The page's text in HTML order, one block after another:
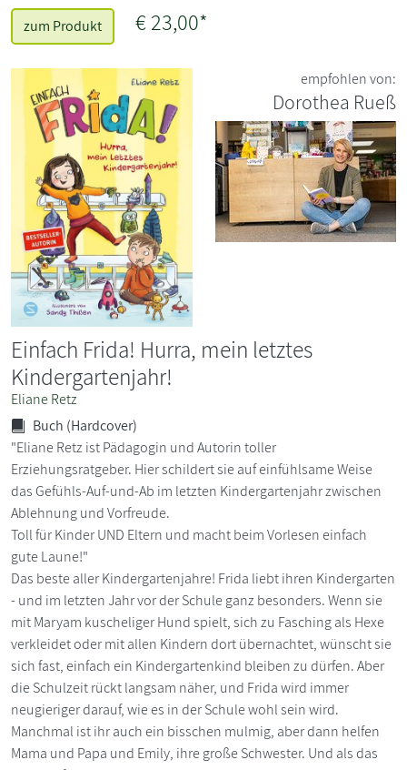
zum Produkt € 23,00*
empfohlen von:
Dorothea Rueß
Einfach Frida! Hurra, mein letztes
Kindergartenjahr!
Eliane Retz
Buch (Hardcover)
"Eliane Retz ist Pädagogin und Autorin toller
Erziehungsratgeber. Hier schildert sie auf einfühlsame Weise
das Gefühls-Auf-und-Ab im letzten Kindergartenjahr zwischen
Ablehnung und Vorfreude.
Toll für Kinder UND Eltern und macht beim Vorlesen einfach
gute Laune!"
Das beste aller Kindergartenjahre! Frida liebt ihren Kindergarten
- und im letzten Jahr vor der Schule ganz besonders. Wenn sie
mit Maryam kuscheliger Hund spielt, sich zu Fasching als Hexe
verkleidet oder mit allen Kindern dort übernachtet, wünscht sie
sich fast, einfach ein Kindergartenkind bleiben zu dürfen. Aber
die Schulzeit rückt langsam näher, und Frida wird immer
neugieriger darauf, wie es in der Schule wohl sein wird.
Manchmal ist ihr auch ein bisschen mulmig, aber dann helfen
Mama und Papa und Emily, ihre große Schwester. Und als das